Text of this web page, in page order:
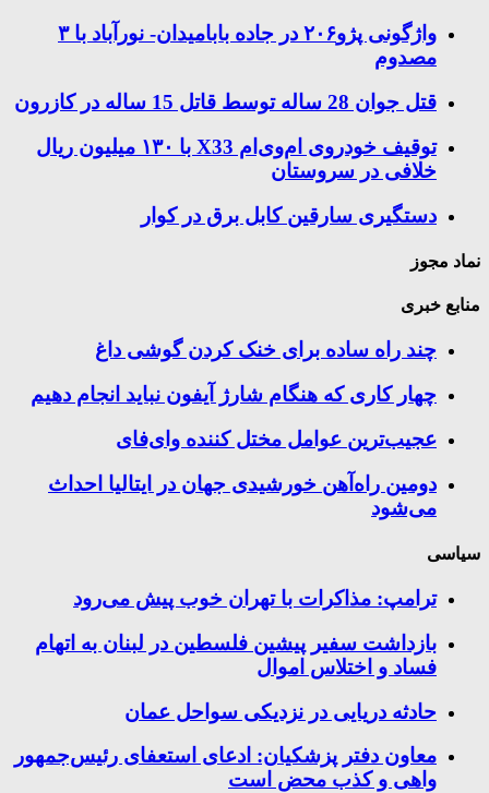
واژگونی پژو۲۰۶ در جاده بابامیدان- نورآباد با ۳
مصدوم
قتل جوان 28 ساله توسط قاتل 15 ساله در کازرون
توقیف خودروی ام‌وی‌ام X33 با ۱۳۰ میلیون ریال
خلافی در سروستان
دستگیری سارقین کابل برق در کوار
نماد مجوز
منابع خبری
چند راه‌ ساده برای خنک کردن گوشی داغ
چهار کاری که هنگام شارژ آیفون نباید انجام دهیم
عجیب‌ترین عوامل مختل کننده وای‌فای
دومین راه‌آهن خورشیدی جهان در ایتالیا احداث
می‌شود
سیاسی
ترامپ: مذاکرات با تهران خوب پیش می‌رود
بازداشت سفیر پیشین فلسطین در لبنان به اتهام
فساد و اختلاس اموال
حادثه دریایی در نزدیکی سواحل عمان
معاون دفتر پزشکیان: ادعای استعفای رئیس‌جمهور
واهی و کذب محض است